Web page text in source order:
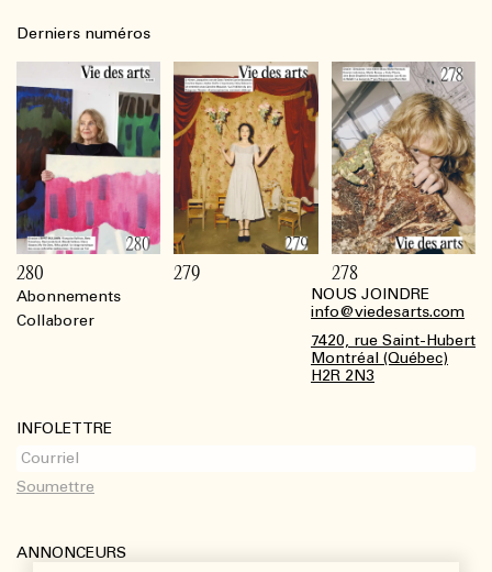
Abonnements
Collaborer
NOUS JOINDRE
info@viedesarts.com
7420, rue Saint-Hubert
Montréal (Québec)
H2R 2N3
INFOLETTRE
ANNONCEURS
Derniers numéros
280 279 278